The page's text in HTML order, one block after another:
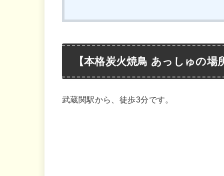
【本格炭火焼鳥 あっしゅの場
武蔵関駅から、徒歩3分です。